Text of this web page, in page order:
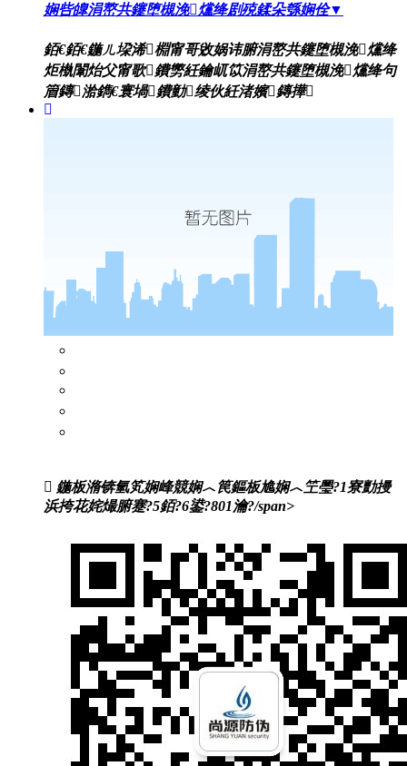
娴呰皥涓嶅共鑳堕槻浼爣绛剧殑鍒朵綔娴佺▼
銆€銆€鍦ㄦ垜浠棩甯哥敓娲讳腑涓嶅共鑳堕槻浼爣绛
炬槸闈炲父甯歌鐨勶紝鑰屼笖涓嶅共鑳堕槻浼爣绛句
篃鏄湁鐫€寰堝鐨勭绫伙紝渚嬪鏄撶
鍦板潃锛氫笂娴峰競娴︿笢鏂板尯娴︿笁璺?1寮勯摱
浜挎花姹熶腑蹇?5銆?6鍙?801瀹?/span>